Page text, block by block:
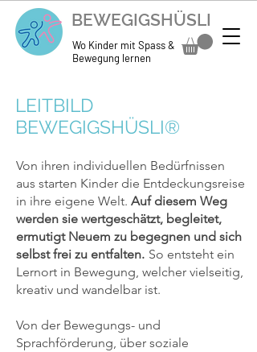
BEWEGIGSHÜSLI
Wo Kinder mit Spass &
Bewegung lernen
LEITBILD
BEWEGIGSHÜSLI®
Von ihren individuellen Bedürfnissen
aus starten Kinder die Entdeckungsreise
in ihre eigene Welt. Auf diesem Weg
werden sie wertgeschätzt, begleitet,
ermutigt Neuem zu begegnen und sich
selbst frei zu entfalten. So entsteht ein
Lernort in Bewegung, welcher vielseitig,
kreativ und wandelbar ist.
Von der Bewegungs- und
Sprachförderung, über soziale